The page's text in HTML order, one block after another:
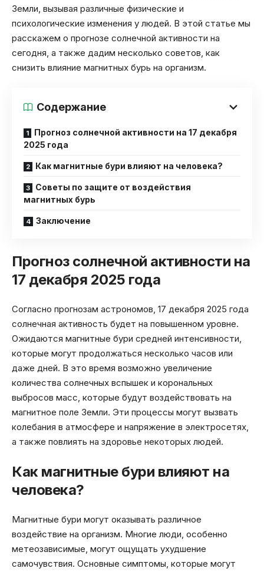
Земли, вызывая различные физические и
психологические изменения у людей. В этой статье мы
расскажем о прогнозе солнечной активности на
сегодня, а также дадим несколько советов, как
снизить влияние магнитных бурь на организм.
Содержание
Прогноз солнечной активности на 17 декабря
2025 года
Как магнитные бури влияют на человека?
Советы по защите от воздействия
магнитных бурь
Заключение
Прогноз солнечной активности на
17 декабря 2025 года
Согласно прогнозам астрономов, 17 декабря 2025 года
солнечная активность будет на повышенном уровне.
Ожидаются магнитные бури средней интенсивности,
которые могут продолжаться несколько часов или
даже дней. В это время возможно увеличение
количества солнечных вспышек и корональных
выбросов масс, которые будут воздействовать на
магнитное поле Земли. Эти процессы могут вызвать
колебания в атмосфере и напряжение в электросетях,
а также повлиять на здоровье некоторых людей.
Как магнитные бури влияют на
человека?
Магнитные бури могут оказывать различное
воздействие на организм. Многие люди, особенно
метеозависимые, могут ощущать ухудшение
самочувствия. Основные симптомы, которые могут